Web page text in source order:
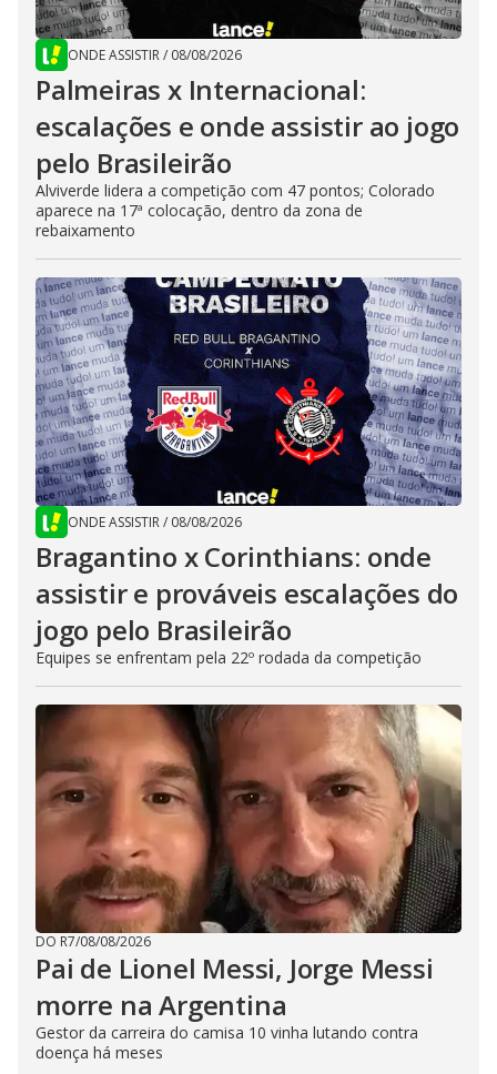
ONDE ASSISTIR/ 08/08/2026
Palmeiras x Internacional:
escalações e onde assistir ao jogo
pelo Brasileirão
Alviverde lidera a competição com 47 pontos; Colorado
aparece na 17ª colocação, dentro da zona de
rebaixamento
ONDE ASSISTIR/ 08/08/2026
Bragantino x Corinthians: onde
assistir e prováveis escalações do
jogo pelo Brasileirão
Equipes se enfrentam pela 22º rodada da competição
DO R7/08/08/2026
Pai de Lionel Messi, Jorge Messi
morre na Argentina
Gestor da carreira do camisa 10 vinha lutando contra
doença há meses